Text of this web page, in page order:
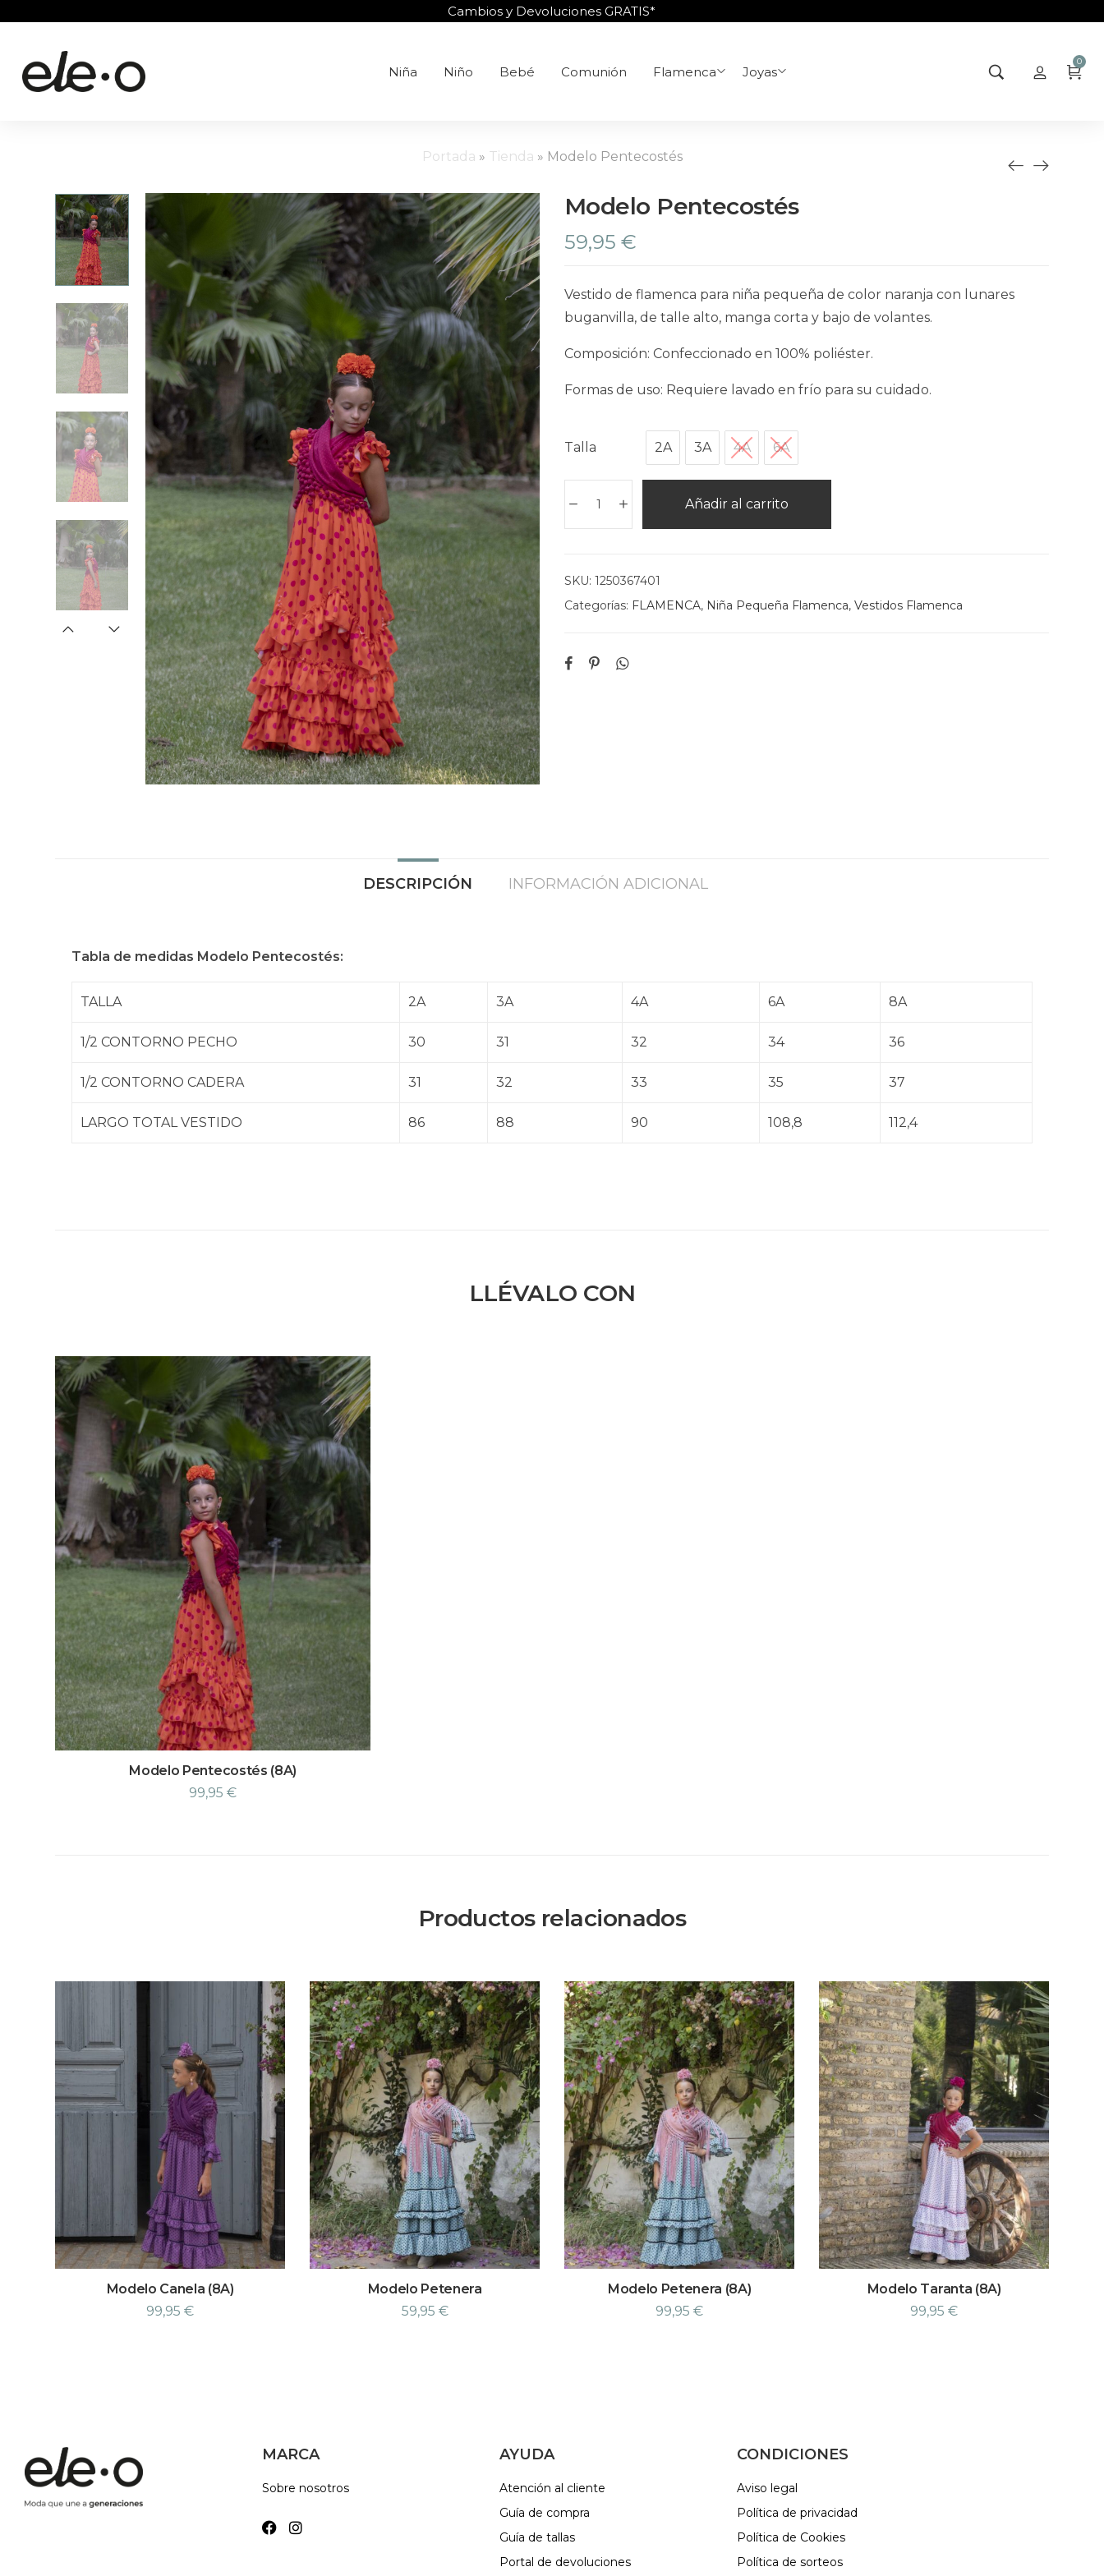
Cambios y Devoluciones GRATIS*
Niña Niño Bebé Comunión Flamenca Joyas
0
Portada » Tienda » Modelo Pentecostés
Modelo Pentecostés
59,95 €
Vestido de flamenca para niña pequeña de color naranja con lunares
buganvilla, de talle alto, manga corta y bajo de volantes.
Composición: Confeccionado en 100% poliéster.
Formas de uso: Requiere lavado en frío para su cuidado.
Talla 2A 3A 4A 6A
Añadir al carrito
SKU: 1250367401
Categorías: FLAMENCA, Niña Pequeña Flamenca, Vestidos Flamenca
DESCRIPCIÓN INFORMACIÓN ADICIONAL
Tabla de medidas Modelo Pentecostés:
TALLA 2A 3A 4A 6A 8A
1/2 CONTORNO PECHO 30 31 32 34 36
1/2 CONTORNO CADERA 31 32 33 35 37
LARGO TOTAL VESTIDO 86 88 90 108,8 112,4
LLÉVALO CON
Modelo Pentecostés (8A)
99,95€
Productos relacionados
Modelo Canela (8A)
99,95€
Modelo Petenera
59,95 €
Modelo Petenera (8A)
99,95€
Modelo Taranta (8A)
99,95€
MARCA
Sobre nosotros
AYUDA
Atención al cliente
Guía de compra
Guía de tallas
Portal de devoluciones
CONDICIONES
Aviso legal
Política de privacidad
Política de Cookies
Política de sorteos